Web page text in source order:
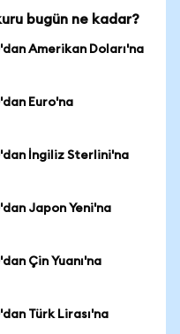
bugün ne kadar?
Amerikan Doları'na
Euro'na
İngiliz Sterlini'na
Japon Yeni'na
Çin Yuanı'na
Türk Lirası'na